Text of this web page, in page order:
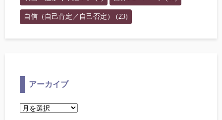
自信（自己肯定／自己否定） (23)
アーカイブ
ア